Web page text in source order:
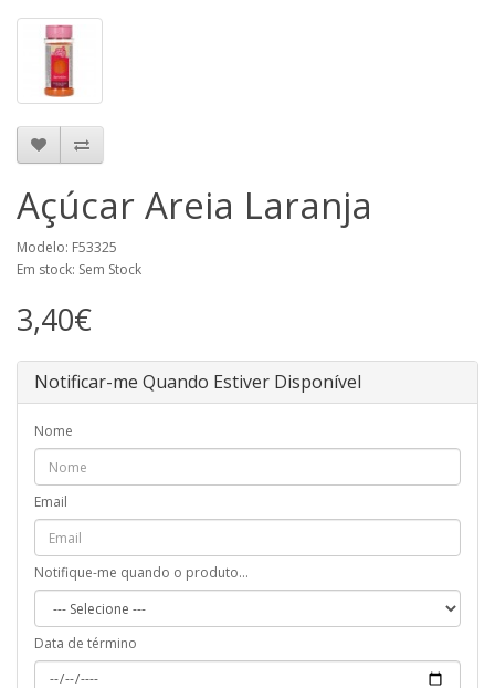
Açúcar Areia Laranja
Modelo: F53325
Em stock: Sem Stock
3,40€
Notificar-me Quando Estiver Disponível
Nome
Email
Notifique-me quando o produto...
Data de término